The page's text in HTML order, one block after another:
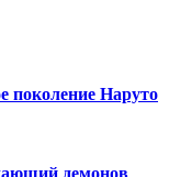
поколение Наруто
демонов